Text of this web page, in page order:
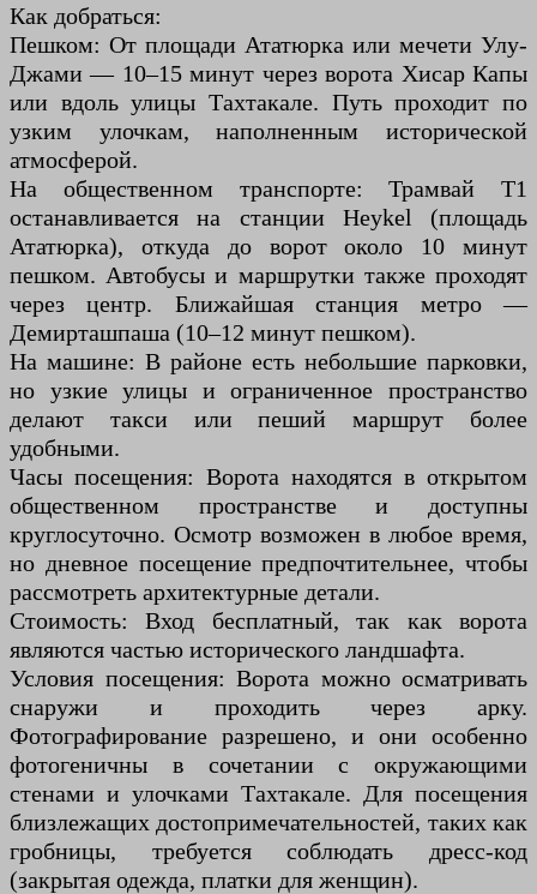
Как добраться:
Пешком: От площади Ататюрка или мечети Улу-
Джами — 10–15 минут через ворота Хисар Капы
или вдоль улицы Тахтакале. Путь проходит по
узким улочкам, наполненным исторической
атмосферой.
На общественном транспорте: Трамвай Т1
останавливается на станции Heykel (площадь
Ататюрка), откуда до ворот около 10 минут
пешком. Автобусы и маршрутки также проходят
через центр. Ближайшая станция метро —
Демирташпаша (10–12 минут пешком).
На машине: В районе есть небольшие парковки,
но узкие улицы и ограниченное пространство
делают такси или пеший маршрут более
удобными.
Часы посещения: Ворота находятся в открытом
общественном пространстве и доступны
круглосуточно. Осмотр возможен в любое время,
но дневное посещение предпочтительнее, чтобы
рассмотреть архитектурные детали.
Стоимость: Вход бесплатный, так как ворота
являются частью исторического ландшафта.
Условия посещения: Ворота можно осматривать
снаружи и проходить через арку.
Фотографирование разрешено, и они особенно
фотогеничны в сочетании с окружающими
стенами и улочками Тахтакале. Для посещения
близлежащих достопримечательностей, таких как
гробницы, требуется соблюдать дресс-код
(закрытая одежда, платки для женщин).